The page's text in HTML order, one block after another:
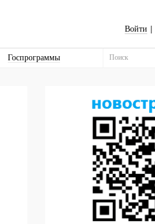
Войти |
Госпрограммы